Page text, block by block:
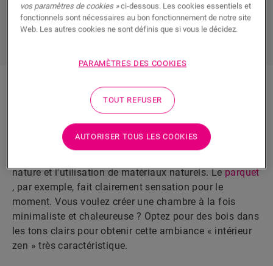
DÉCOUVREZ QUICK-STEP PARQUET
Minimalisme 2.0
« Back to basics », « less is more »... Le propre du
minimalisme est de nous ramener à l’essentiel. Et
nature et l’utilisation de matériaux naturels. Leparquet
, par exemple, fait clairement sensation pour le
moment. Vous voulez créer une chambre à la fois
minimaliste et chaleureuse ? Optez pour des bois dans
les tons clairs pour obtenir cette ambiance « intérieur
zen » très caractéristique.
vos paramètres de cookies »ci-dessous. Les cookies essentiels et
fonctionnels sont nécessaires au bon fonctionnement de notre site
Web. Les autres cookies ne sont définis que si vous le décidez.
PARAMÈTRES DES COOKIES
TOUT REFUSER
AUTORISER TOUS LES COOKIES